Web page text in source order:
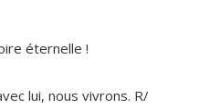
éternelle !
lui, nous vivrons. R/